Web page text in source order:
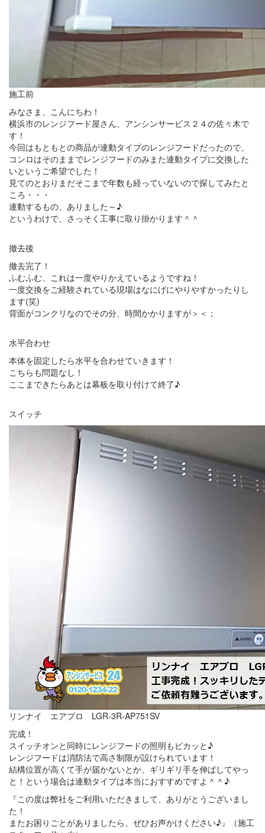
施工前
みなさま、こんにちわ！
横浜市のレンジフード屋さん、アンシンサービス２４の佐々木で
す！
今回はもともとの商品が連動タイプのレンジフードだったので、
コンロはそのままでレンジフードのみまた連動タイプに交換した
いというご希望でした！
見てのとおりまだそこまで年数も経っていないので探してみたと
ころ・・・
連動するもの、ありました～♪
というわけで、さっそく工事に取り掛かります＾＾
撤去後
撤去完了！
ふむふむ、これは一度やりかえているようですね！
一度交換をご経験されている現場はなにげにやりやすかったりし
ます(笑)
背面がコンクリなのでその分、時間かかりますが＞＜；
水平合わせ
本体を固定したら水平を合わせていきます！
こちらも問題なし！
ここまできたらあとは幕板を取り付けて終了♪
スイッチ
リンナイ エアプロ LGR-3R-AP751SV
完成！
スイッチオンと同時にレンジフードの照明もピカッと♪
レンジフードは消防法で高さ制限が設けられています！
結構位置が高くて手が届かないとか、ギリギリ手を伸ばしてやっ
と！という場合は連動タイプは本当におすすめですよ＾＾♪
『この度は弊社をご利用いただきまして、ありがとうございまし
た！
またお困りごとがありましたら、ぜひお声かけください♪』（施工